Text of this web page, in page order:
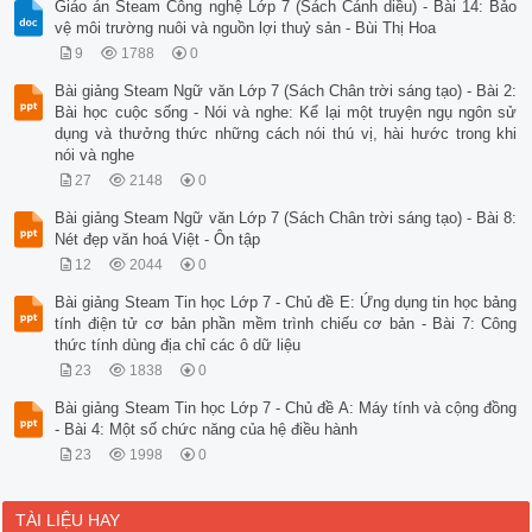
Giáo án Steam Công nghệ Lớp 7 (Sách Cánh diều) - Bài 14: Bảo
vệ môi trường nuôi và nguồn lợi thuỷ sản - Bùi Thị Hoa
9 1788 0
Bài giảng Steam Ngữ văn Lớp 7 (Sách Chân trời sáng tạo) - Bài 2:
Bài học cuộc sống - Nói và nghe: Kể lại một truyện ngụ ngôn sử
dụng và thưởng thức những cách nói thú vị, hài hước trong khi
nói và nghe
27 2148 0
Bài giảng Steam Ngữ văn Lớp 7 (Sách Chân trời sáng tạo) - Bài 8:
Nét đẹp văn hoá Việt - Ôn tập
12 2044 0
Bài giảng Steam Tin học Lớp 7 - Chủ đề E: Ứng dụng tin học bảng
tính điện tử cơ bản phần mềm trình chiếu cơ bản - Bài 7: Công
thức tính dùng địa chỉ các ô dữ liệu
23 1838 0
Bài giảng Steam Tin học Lớp 7 - Chủ đề A: Máy tính và cộng đồng
- Bài 4: Một số chức năng của hệ điều hành
23 1998 0
TÀI LIỆU HAY